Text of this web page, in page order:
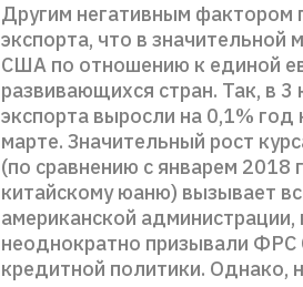
Другим негативным фактором
экспорта, что в
США по отношению к единой
развивающихся стран. Так, в
экспорта выросли на 0,1%
марте. Значительный рост
(по сравнению с январем 2018
китайскому юаню) вызывает
американской
неоднократно призывали
кредитной политики. Однако,